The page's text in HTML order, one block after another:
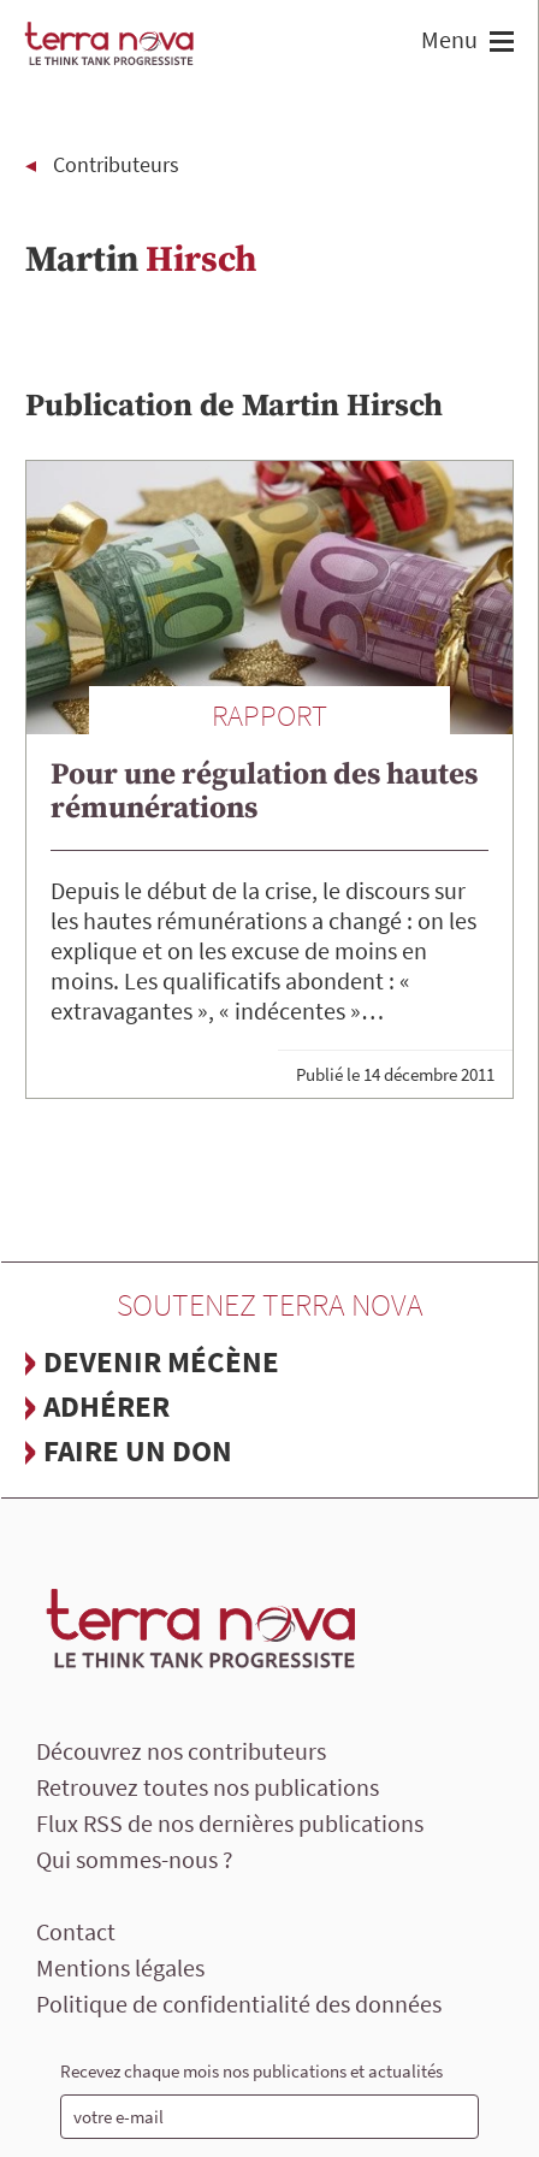
Contributeurs
MartinHirsch
Publication de MartinHirsch
RAPPORT
Pour une régulation des hautes
rémunérations
Depuis le début de la crise, le discours sur
les hautes rémunérations a changé : on les
explique et on les excuse de moins en
moins. Les qualificatifs abondent : «
extravagantes », « indécentes »…
Publié le 14 décembre 2011
SOUTENEZ TERRA NOVA
DEVENIR MÉCÈNE
ADHÉRER
FAIRE UN DON
Découvrez nos contributeurs
Retrouvez toutes nos publications
Flux RSS de nos dernières publications
Qui sommes-nous ?
Contact
Mentions légales
Politique de confidentialité des données
Recevez chaque mois nos publications et actualités